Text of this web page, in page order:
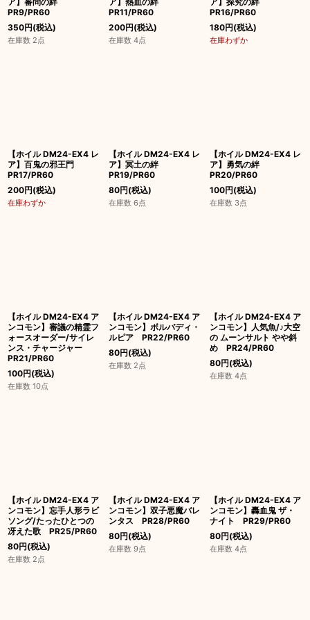
PR9/PR60
350円(税込)
在庫数 2点
PR11/PR60
200円(税込)
在庫数 4点
PR16/PR60
180円(税込)
在庫わずか
【ホイル DM24-EX4 レ
ア】百鬼の邪王門
PR17/PR60
200円(税込)
在庫わずか
【ホイル DM24-EX4 レ
ア】冥土の絆
PR19/PR60
80円(税込)
在庫数 6点
【ホイル DM24-EX4 レ
ア】勇気の絆
PR20/PR60
100円(税込)
在庫数 3点
【ホイル DM24-EX4 ア
ンコモン】審議の精霊フ
ォースオーダー/サイレ
ンス・チャージャー
PR21/PR60
100円(税込)
在庫数 10点
【ホイル DM24-EX4 ア
ンコモン】ボルバディ・
ルピア PR22/PR60
80円(税込)
在庫数 2点
【ホイル DM24-EX4 ア
ンコモン】人気魚/♪大空
の ムーンサルト やや斜
め PR24/PR60
80円(税込)
在庫数 4点
【ホイル DM24-EX4 ア
ンコモン】忘手人形ラビ
ソング/たったひとつの
冴えた歌 PR25/PR60
80円(税込)
在庫数 2点
【ホイル DM24-EX4 ア
ンコモン】双子悪魔バレ
ンタス PR28/PR60
80円(税込)
在庫数 9点
【ホイル DM24-EX4 ア
ンコモン】轟血鬼 ザ・
ナイト PR29/PR60
80円(税込)
在庫数 4点